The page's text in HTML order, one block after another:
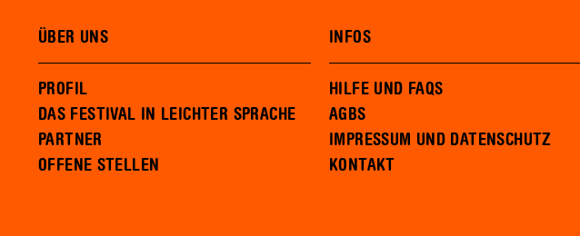
ÜBER UNS
PROFIL
DAS FESTIVAL IN LEICHTER SPRACHE
PARTNER
OFFENE STELLEN
INFOS
HILFE UND FAQS
AGBS
IMPRESSUM UND DATENSCHUTZ
KONTAKT